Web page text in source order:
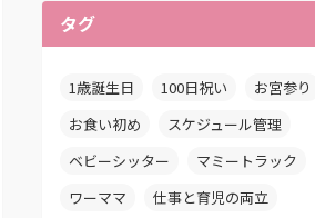
タグ
1歳誕生日 100日祝い
お宮参り
お食い初め
スケジュール管理
ベビーシッター
マミートラック
ワーママ
仕事と育児の両立